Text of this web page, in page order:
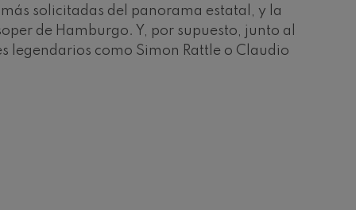
solicitadas del panorama estatal, y la
de Hamburgo. Y, por supuesto, junto al
legendarios como Simon Rattle o Claudio